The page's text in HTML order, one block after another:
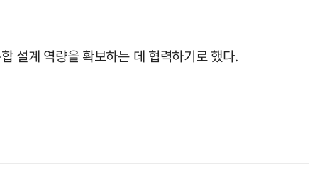
설계 역량을 확보하는 데 협력하기로 했다.